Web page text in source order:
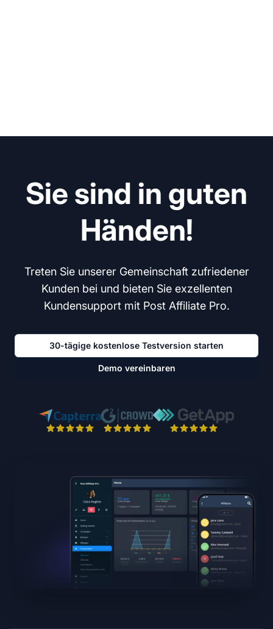
Sie sind in guten
Händen!
Treten Sie unserer Gemeinschaft zufriedener
Kunden bei und bieten Sie exzellenten
Kundensupport mit Post Affiliate Pro.
30-tägige kostenlose Testversion starten
Demo vereinbaren